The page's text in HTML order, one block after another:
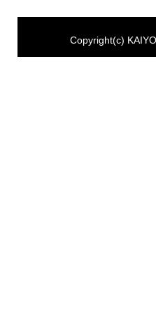
Copyright(c)